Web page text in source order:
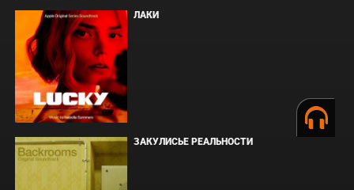
ЛАКИ
ЗАКУЛИСЬЕ РЕАЛЬНОСТИ